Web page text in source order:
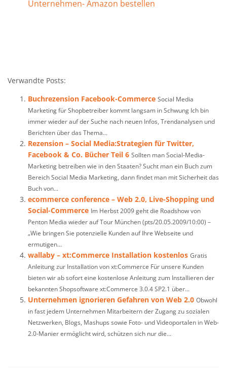
Unternehmen- Amazon bestellen
Verwandte Posts:
Buchrezension Facebook-Commerce Social Media
Marketing für Shopbetreiber kommt langsam in Schwung Ich bin
immer wieder auf der Suche nach neuen Infos, Trendanalysen und
Berichten über das Thema...
Rezension – Social Media:Strategien für Twitter,
Facebook & Co. Bücher Teil 6 Sollten man Social-Media-
Marketing betreiben wie in den Staaten? Sucht man ein Buch zum
Bereich Social Media Marketing, dann findet man mit Sicherheit das
Buch von...
ecommerce conference – Web 2.0, Live-Shopping und
Social-Commerce Im Herbst 2009 geht die Roadshow von
Penton Media wieder auf Tour München (pts/20.05.2009/10:00) –
„Wie bringen Sie potenzielle Kunden auf Ihre Webseite und
ermutigen...
wallaby – xt:Commerce Installation kostenlos Gratis
Anleitung zur Installation von xt:Commerce Für unsere Kunden
bieten wir ab sofort eine kostenlose Anleitung zum Installieren der
bekannten Shopsoftware xt:Commerce 3.0.4 SP2.1 über...
Unternehmen ignorieren Gefahren von Web 2.0 Obwohl
in fast jedem Unternehmen Mitarbeitern der Zugang zu sozialen
Netzwerken, Blogs, Mashups sowie Foto- und Videoportalen in Web-
2.0-Manier ermöglicht wird, schützen sich nur die...